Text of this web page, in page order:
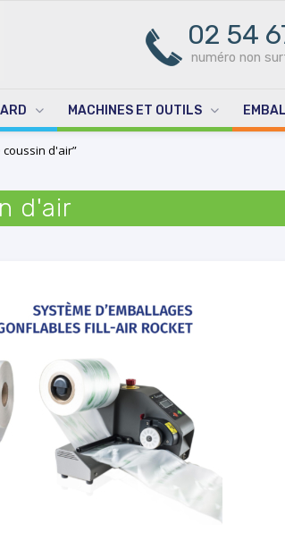
02 54
numéro non
MACHINES ET OUTILS
d'air”
d'air